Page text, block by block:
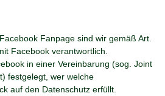
Fanpage sind wir gemäß Art.
Facebook verantwortlich.
in einer Vereinbarung (sog. Joint
festgelegt, wer welche
auf den Datenschutz erfüllt.